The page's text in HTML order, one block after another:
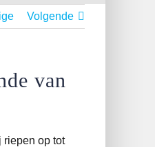
Volgende
van
riepen op tot